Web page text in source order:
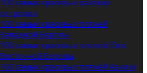
100 самых красивых райских
островов
100 самых красивых пляжей
Западной Европы
100 самых красивых пляжей Юго-
Восточной Европы
100 самых красивых пляжей Азии и